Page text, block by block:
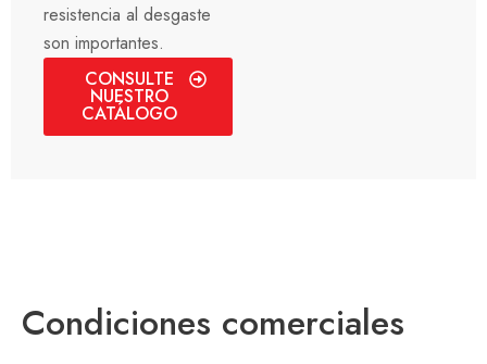
resistencia al desgaste
son importantes.
CONSULTE
NUESTRO
CATÁLOGO
Condiciones comerciales